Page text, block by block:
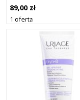
89,00 zł
1 oferta